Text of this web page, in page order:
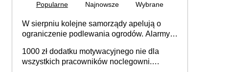
Popularne Najnowsze Wybrane
W sierpniu kolejne samorządy apelują o
ograniczenie podlewania ogrodów. Alarmy w
może objąć cały kraj
1000 zł dodatku motywacyjnego nie dla
wszystkich pracowników noclegowni.